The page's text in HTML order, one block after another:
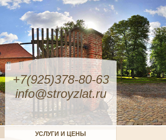
+7(925)378-80-63
info@stroyzlat.ru
УСЛУГИ И ЦЕНЫ